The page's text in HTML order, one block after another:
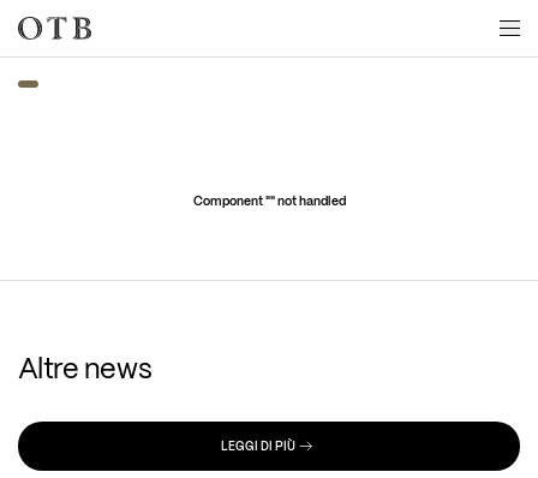
Skip to main content
Component "" not handled
Altre news
LEGGI DI PIÙ